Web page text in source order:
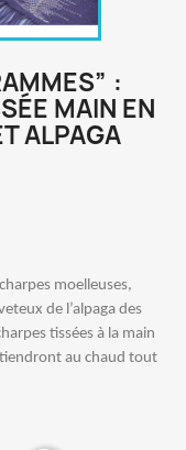
:
MAIN EN
ALPAGA
moelleuses,
de l’alpaga des
tissées à la main
au chaud tout